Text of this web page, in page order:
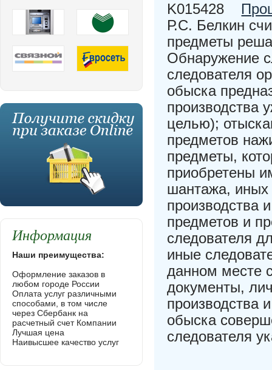
K015428
Р.С. Белкин
предметы
Обнаружение
следователя
обыска
производства
целью);
предметов
предметы,
приобретены
шантажа, иных
производства
предметов и
следователя
иные
данном месте
документы,
производства
обыска
следователя
Информация
Наши преимущества:
Оформление заказов в
любом городе России
Оплата услуг различными
способами, в том числе
через Сбербанк на
расчетный счет Компании
Лучшая цена
Наивысшее качество услуг